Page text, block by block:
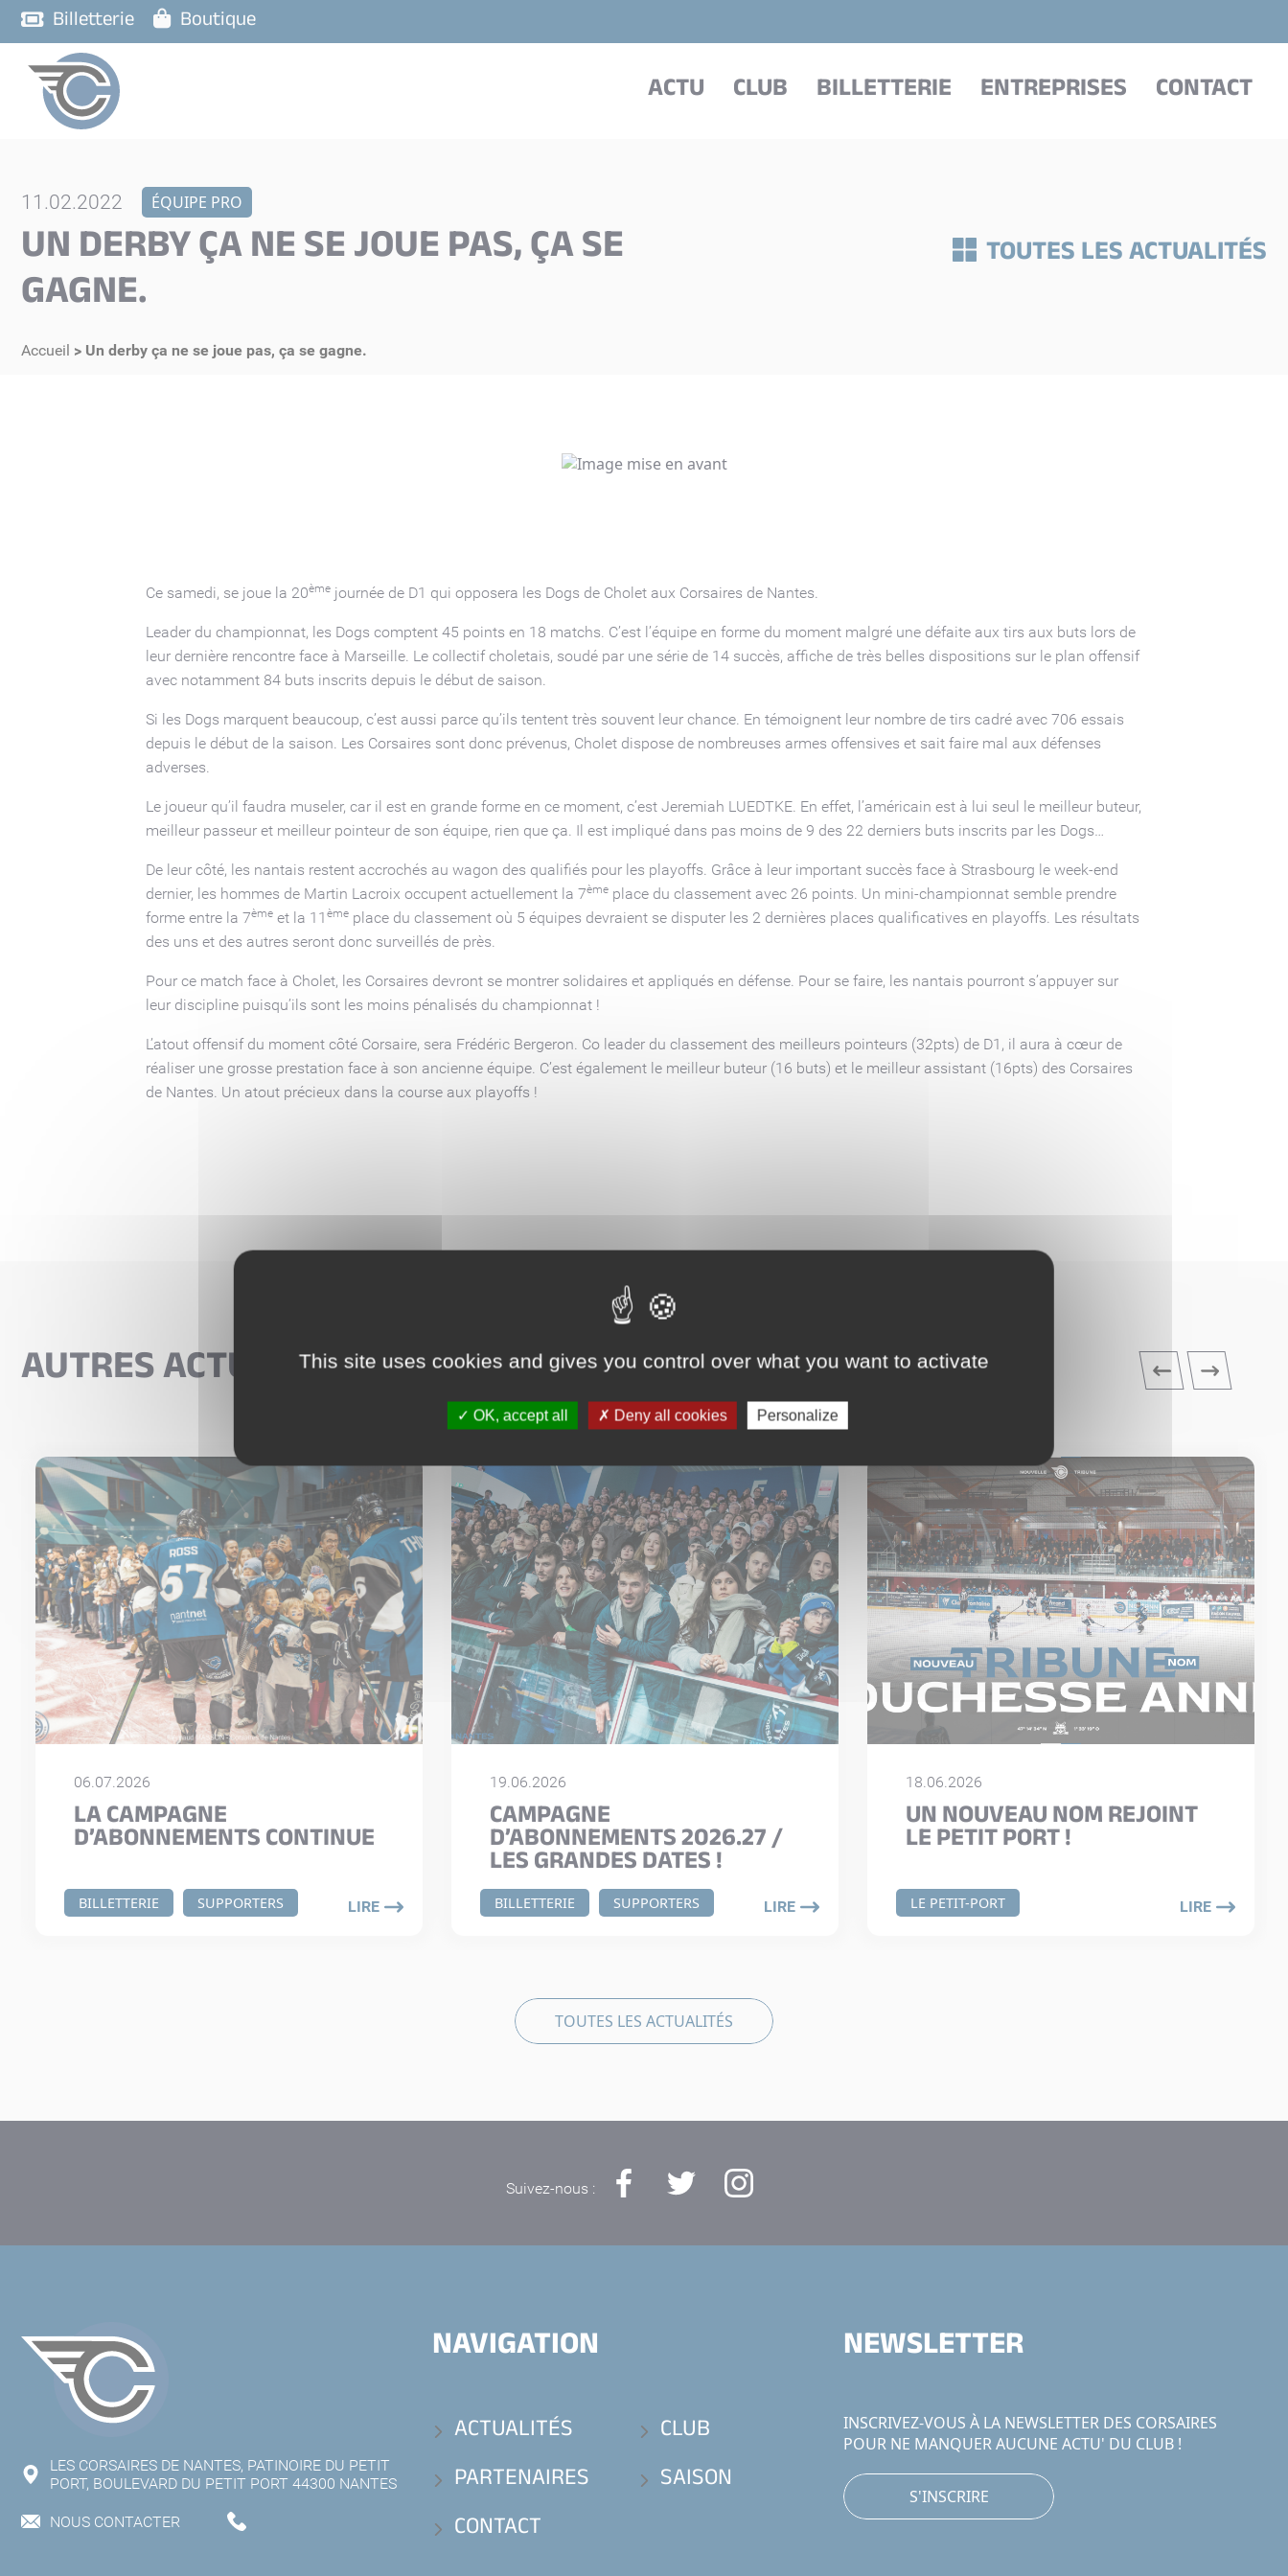
Billetterie Boutique
ACTU CLUB BILLETTERIE ENTREPRISES CONTACT
11.02.2022 ÉQUIPE PRO
UN DERBY ÇA NE SE JOUE PAS, ÇA SE
GAGNE.
TOUTES LES ACTUALITÉS
Accueil > Un derby ça ne se joue pas, ça se gagne.
Ce samedi, se joue la 20ème journée de D1 qui opposera les Dogs de Cholet aux Corsaires de Nantes.
Leader du championnat, les Dogs comptent 45 points en 18 matchs. C’est l’équipe en forme du moment malgré une défaite aux tirs aux buts lors de
leur dernière rencontre face à Marseille. Le collectif choletais, soudé par une série de 14 succès, affiche de très belles dispositions sur le plan offensif
avec notamment 84 buts inscrits depuis le début de saison.
Si les Dogs marquent beaucoup, c’est aussi parce qu’ils tentent très souvent leur chance. En témoignent leur nombre de tirs cadré avec 706 essais
depuis le début de la saison. Les Corsaires sont donc prévenus, Cholet dispose de nombreuses armes offensives et sait faire mal aux défenses
adverses.
Le joueur qu’il faudra museler, car il est en grande forme en ce moment, c’est Jeremiah LUEDTKE. En effet, l’américain est à lui seul le meilleur buteur,
meilleur passeur et meilleur pointeur de son équipe, rien que ça. Il est impliqué dans pas moins de 9 des 22 derniers buts inscrits par les Dogs…
De leur côté, les nantais restent accrochés au wagon des qualifiés pour les playoffs. Grâce à leur important succès face à Strasbourg le week-end
dernier, les hommes de Martin Lacroix occupent actuellement la 7ème place du classement avec 26 points. Un mini-championnat semble prendre
forme entre la 7ème et la 11 ème place du classement où 5 équipes devraient se disputer les 2 dernières places qualificatives en playoffs. Les résultats
des uns et des autres seront donc surveillés de près.
Pour ce match face à Cholet, les Corsaires devront se montrer solidaires et appliqués en défense. Pour se faire, les nantais pourront s’appuyer sur
leur discipline puisqu’ils sont les moins pénalisés du championnat !
L’atout offensif du moment côté Corsaire, sera Frédéric Bergeron. Co leader du classement des meilleurs pointeurs (32pts) de D1, il aura à cœur de
réaliser une grosse prestation face à son ancienne équipe. C’est également le meilleur buteur (16 buts) et le meilleur assistant (16pts) des Corsaires
de Nantes. Un atout précieux dans la course aux playoffs !
AUTRES ACTUALITÉS
BILLETTERIE SUPPORTERS
06.07.2026
LA CAMPAGNE
D’ABONNEMENTS CONTINUE
LIRE BILLETTERIE SUPPORTERS
19.06.2026
CAMPAGNE
D’ABONNEMENTS 2026.27 /
LES GRANDES DATES !
LIRE LE PETIT-PORT
18.06.2026
UN NOUVEAU NOM REJOINT
LE PETIT PORT !
LIRE
TOUTES LES ACTUALITÉS
Suivez-nous :
LES CORSAIRES DE NANTES, PATINOIRE DU PETIT
PORT, BOULEVARD DU PETIT PORT 44300 NANTES
NOUS CONTACTER
NAVIGATION
ACTUALITÉS
CLUB
PARTENAIRES
SAISON
CONTACT
NEWSLETTER
INSCRIVEZ-VOUS À LA NEWSLETTER DES CORSAIRES
POUR NE MANQUER AUCUNE ACTU' DU CLUB !
S'INSCRIRE
This site uses cookies and gives you control over what you want to activate
OK, accept all Deny all cookies Personalize